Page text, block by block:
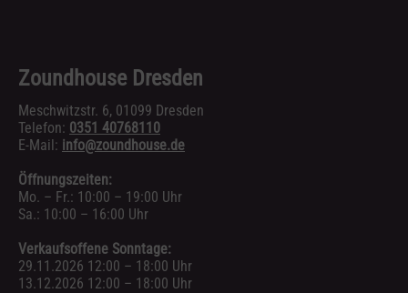
Zoundhouse Dresden
Meschwitzstr. 6, 01099 Dresden
Telefon: 0351 40768110
E-Mail: info@zoundhouse.de
Öffnungszeiten:
Mo. – Fr.: 10:00 – 19:00 Uhr
Sa.: 10:00 – 16:00 Uhr
Verkaufsoffene Sonntage:
29.11.2026 12:00 – 18:00 Uhr
13.12.2026 12:00 – 18:00 Uhr